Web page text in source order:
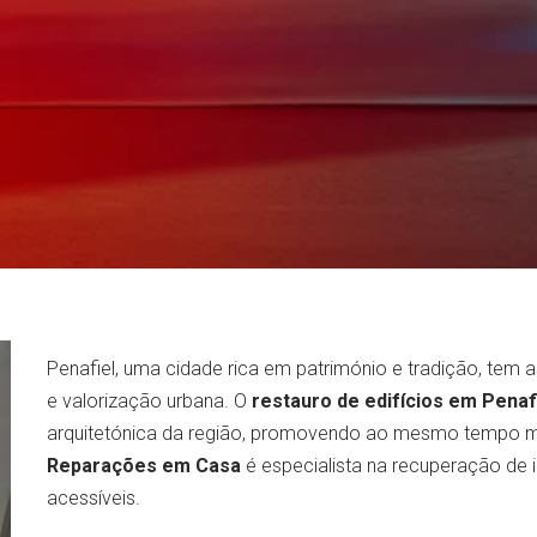
Penafiel, uma cidade rica em património e tradição,
e valorização urbana. O restauro de edifícios em
arquitetónica da região, promovendo ao mesmo tempo
Reparações em Casa é especialista na recuperação
acessíveis.